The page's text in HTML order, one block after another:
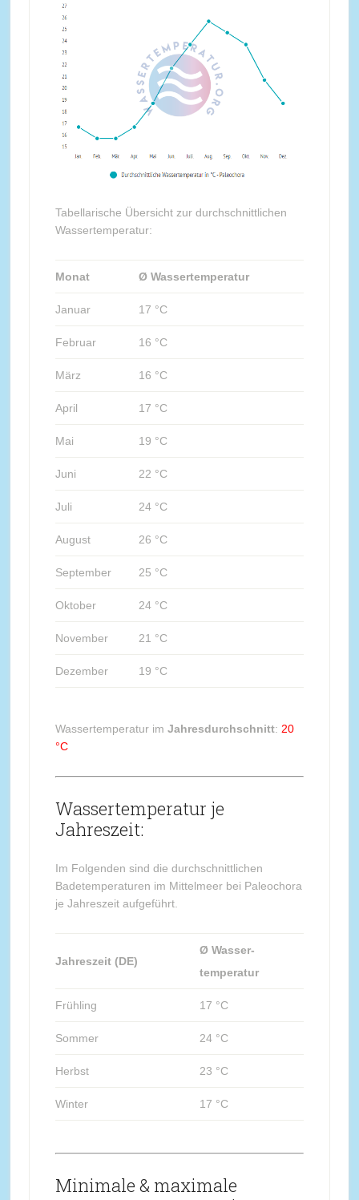
Tabellarische Übersicht zur durchschnittlichen
Wassertemperatur:
Monat Ø Wassertemperatur
Januar 17 °C
Februar 16 °C
März 16 °C
April 17 °C
Mai 19 °C
Juni 22 °C
Juli 24 °C
August 26 °C
September 25 °C
Oktober 24 °C
November 21 °C
Dezember 19 °C
Wassertemperatur im Jahresdurchschnitt: 20
°C
Wassertemperatur je
Jahreszeit:
Im Folgenden sind die durchschnittlichen
Badetemperaturen im Mittelmeer bei Paleochora
je Jahreszeit aufgeführt.
Jahreszeit (DE)
Ø Wasser-
temperatur
Frühling 17 °C
Sommer 24 °C
Herbst 23 °C
Winter 17 °C
Minimale & maximale